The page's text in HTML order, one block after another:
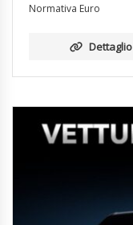
Normativa Euro
Dettaglio